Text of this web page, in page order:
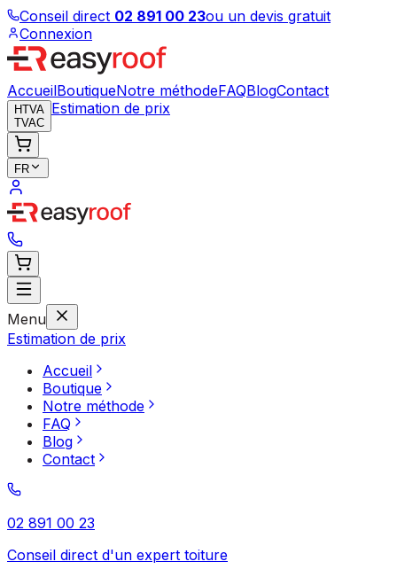
Conseil direct 02 891 00 23ou un devis gratuit
Connexion
AccueilBoutiqueNotre méthodeFAQBlogContact
HTVA
TVAC
Estimation de prix
FR
Menu
Estimation de prix
Accueil
Boutique
Notre méthode
FAQ
Blog
Contact
02 891 00 23
Conseil direct d'un expert toiture